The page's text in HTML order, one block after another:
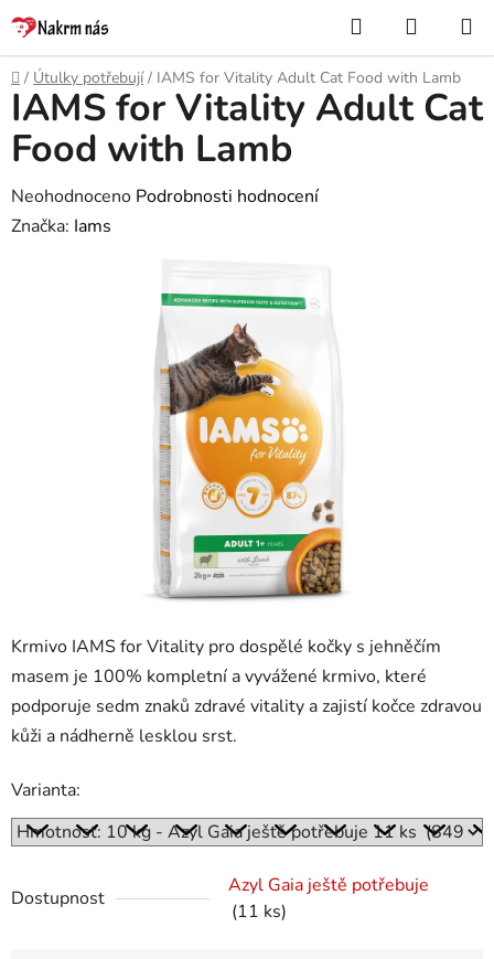
Přejít
na
obsah
Hledat
KOŠÍK
Domů
/ Útulky potřebují / IAMS for Vitality Adult Cat Food with Lamb
Krmivo IAMS for Vitality pro dospělé kočky s jehněčím
masem je 100% kompletní a vyvážené krmivo, které
podporuje sedm znaků zdravé vitality a zajistí kočce zdravou
kůži a nádherně lesklou srst.
Varianta:
Dostupnost
Azyl Gaia ještě potřebuje
(11 ks)
IAMS for Vitality Adult Cat
Food with Lamb
Průměrné
hodnocení
Neohodnoceno Podrobnosti hodnocení
Značka: Iams